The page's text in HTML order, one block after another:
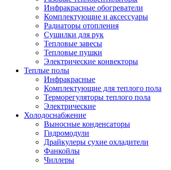
Инфракрасные обогреватели
Комплектующие и аксессуары
Радиаторы отопления
Сушилки для рук
Тепловые завесы
Тепловые пушки
Электрические конвекторы
Теплые полы
Инфракрасные
Комплектующие для теплого пола
Терморегуляторы теплого пола
Электрические
Холодоснабжение
Выносные конденсаторы
Гидромодули
Драйкулеры сухие охладители
Фанкойлы
Чиллеры